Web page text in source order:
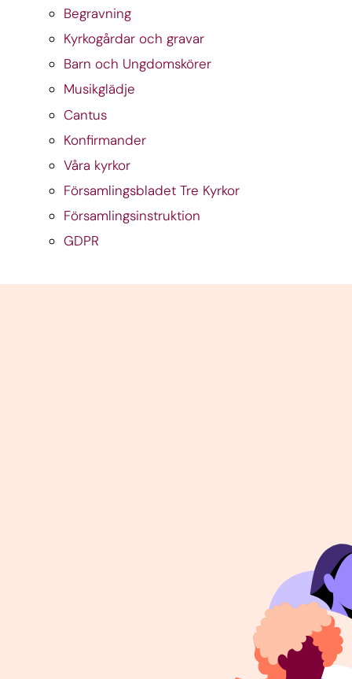
Begravning
Kyrkogårdar och gravar
Barn och Ungdomskörer
Musikglädje
Cantus
Konfirmander
Våra kyrkor
Församlingsbladet Tre Kyrkor
Församlingsinstruktion
GDPR